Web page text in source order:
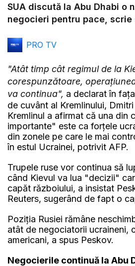
SUA discută la Abu Dhabi o
negocieri pentru pace, scrie
PRO TV
"Atât timp cât regimul de la
corespunzătoare,
va continua", a declarat în
de cuvânt al Kremlinului,
Kremlinul a afirmat că una din
importante" este ca forţele
din zonele pe care le mai
în estul Ucrainei, potrivit AFP.
Trupele ruse vor continua să
când Kievul va lua "decizii"
capăt războiului, a insistat
Reuters, sugerând de fapt o
Poziţia Rusiei rămâne
atât de negociatorii ucraineni,
americani, a spus Peskov.
Negocierile continuă la Abu